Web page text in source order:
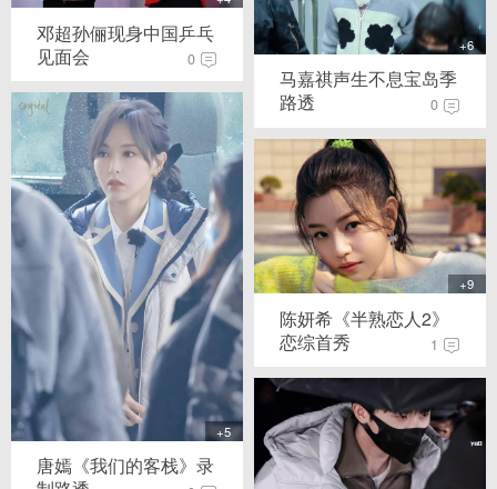
邓超孙俪现身中国乒乓
见面会
0
+5
唐嫣《我们的客栈》录
+6
马嘉祺声生不息宝岛季
路透
0
+9
陈妍希《半熟恋人2》
恋综首秀
1